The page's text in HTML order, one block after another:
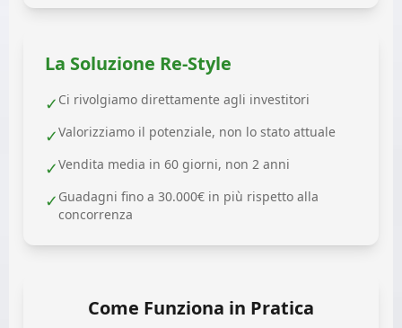
La Soluzione Re-Style
✓ Ci rivolgiamo direttamente agli investitori
✓Valorizziamo il potenziale, non lo stato attuale
✓Vendita media in 60 giorni, non 2 anni
✓ Guadagni fino a 30.000€ in più rispetto alla
concorrenza
Come Funziona in Pratica